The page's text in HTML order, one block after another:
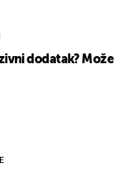
dodatak? Može